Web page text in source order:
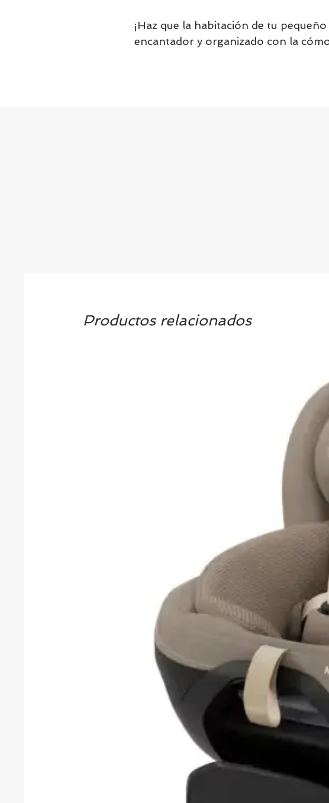
¡Haz que la habitación de tu
encantador y organizado con la
Productos relacionados